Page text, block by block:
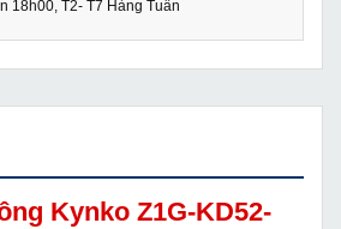
18h00, T2- T7 Hàng Tuần
Kynko Z1G-KD52-